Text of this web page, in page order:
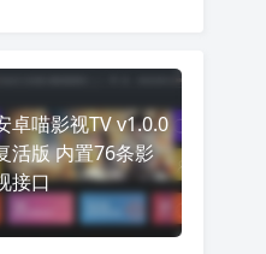
卓喵影视TV v1.0.0
活版 内置76条影
接口